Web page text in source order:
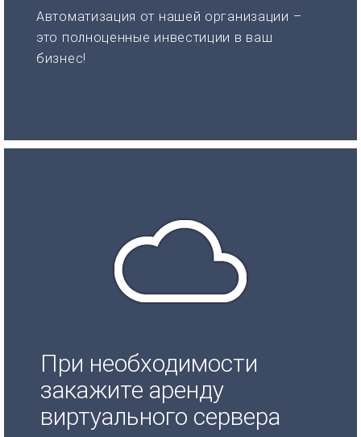
Автоматизация от нашей организации –
это полноценные инвестиции в ваш
бизнес!
При необходимости
закажите аренду
виртуального сервера